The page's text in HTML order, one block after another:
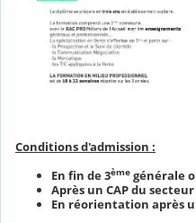
Conditions d'admission :
En fin de 3ème générale
Après un CAP du
En réorientation après